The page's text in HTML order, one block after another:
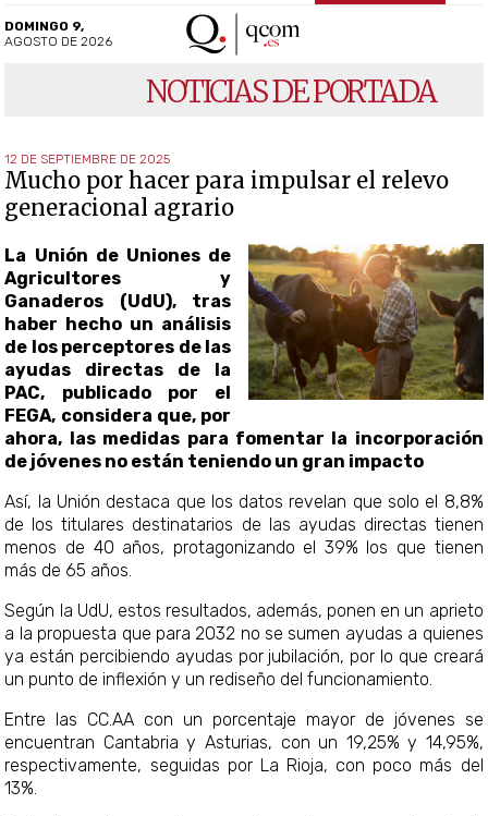
DOMINGO 9,
AGOSTO DE 2026
NOTICIAS DE PORTADA
12 DE SEPTIEMBRE DE 2025
Mucho por hacer para impulsar el relevo
generacional agrario
La Unión de Uniones de
Agricultores y
Ganaderos (UdU), tras
haber hecho un análisis
de los perceptores de las
ayudas directas de la
PAC, publicado por el
FEGA, considera que, por
ahora, las medidas para fomentar la incorporación
de jóvenes no están teniendo un gran impacto
Así, la Unión destaca que los datos revelan que solo el 8,8%
de los titulares destinatarios de las ayudas directas tienen
menos de 40 años, protagonizando el 39% los que tienen
más de 65 años.
Según la UdU, estos resultados, además, ponen en un aprieto
a la propuesta que para 2032 no se sumen ayudas a quienes
ya están percibiendo ayudas por jubilación, por lo que crear
un punto de inflexión y un rediseño del funcionamiento.
Entre las CC.AA con un porcentaje mayor de jóvenes se
encuentran Cantabria y Asturias, con un 19,25% y 14,95%,
respectivamente, seguidas por La Rioja, con poco más del
13%.